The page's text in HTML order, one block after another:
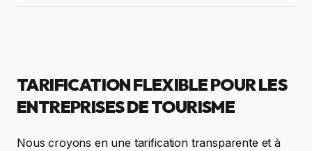
TARIFICATION FLEXIBLE POUR LES
ENTREPRISES DE TOURISME
Nous croyons en une tarification transparente et à